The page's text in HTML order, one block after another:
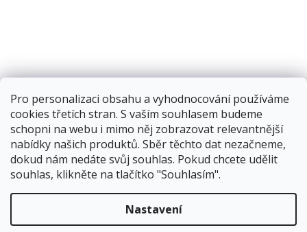
Pro personalizaci obsahu a vyhodnocování používáme
cookies třetích stran. S vaším souhlasem budeme
schopni na webu i mimo něj zobrazovat relevantnější
nabídky našich produktů. Sběr těchto dat nezačneme,
dokud nám nedáte svůj souhlas. Pokud chcete udělit
souhlas, klikněte na tlačítko "Souhlasím".
Nastavení